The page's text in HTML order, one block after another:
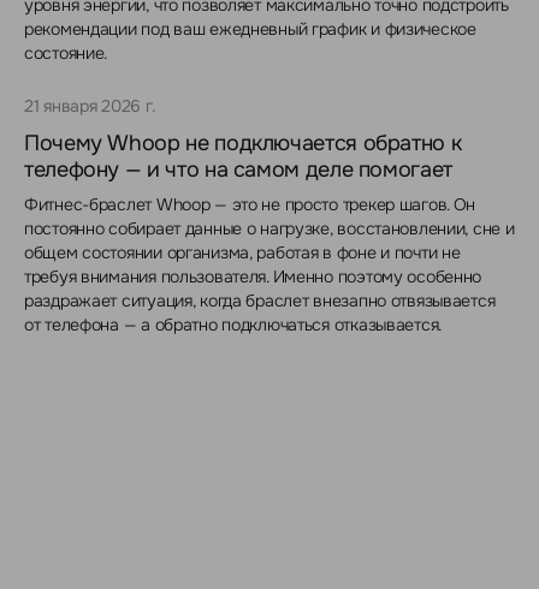
уровня энергии, что позволяет максимально точно подстроить
рекомендации под ваш ежедневный график и физическое
состояние.
21 января 2026 г.
Почему Whoop не подключается обратно к
телефону — и что на самом деле помогает
Фитнес-браслет Whoop — это не просто трекер шагов. Он
постоянно собирает данные о нагрузке, восстановлении, сне и
общем состоянии организма, работая в фоне и почти не
требуя внимания пользователя. Именно поэтому особенно
раздражает ситуация, когда браслет внезапно отвязывается
от телефона — а обратно подключаться отказывается.